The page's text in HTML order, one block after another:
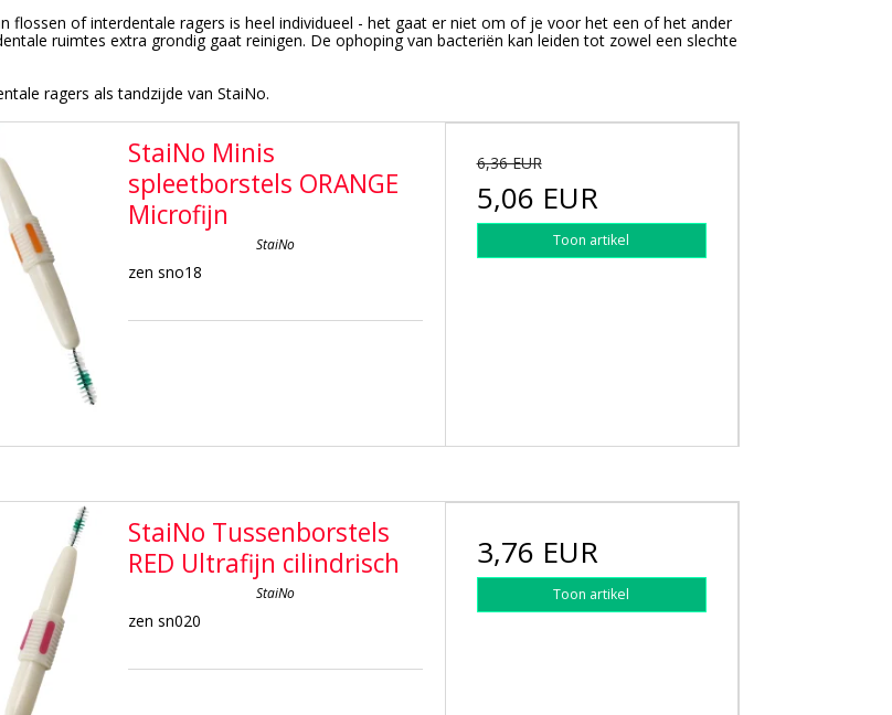
flossen of interdentale ragers is heel individueel - het gaat er niet om of je voor het een of het ander
ruimtes extra grondig gaat reinigen. De ophoping van bacteriën kan leiden tot zowel een slechte
ragers als tandzijde van StaiNo.
StaiNo Minis
spleetborstels ORANGE
Microfijn
StaiNo
zen sno18
6,36 EUR
5,06 EUR
Toon artikel
StaiNo Tussenborstels
RED Ultrafijn cilindrisch
StaiNo
zen sn020
3,76 EUR
Toon artikel